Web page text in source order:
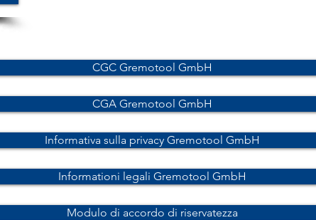
CGC Gremotool GmbH
CGA Gremotool GmbH
Informativa sulla privacy Gremotool GmbH
Informationi legali Gremotool GmbH
Modulo di accordo di riservatezza